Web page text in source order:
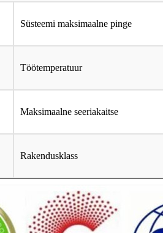
Süsteemi maksimaalne pinge
Töötemperatuur
Maksimaalne seeriakaitse
Rakendusklass